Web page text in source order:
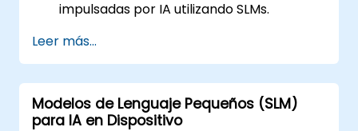
impulsadas por IA utilizando SLMs.
educativos.
Evaluar la efectividad de los SLMs en los
resultados de aprendizaje.
Leer más...
Modelos de Lenguaje Pequeños (SLM)
para IA en Dispositivo